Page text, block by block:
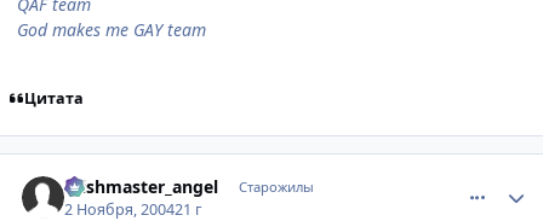
God makes me GAY team
Цитата
Wishmaster_angel Старожилы
2 Ноября, 200421 г